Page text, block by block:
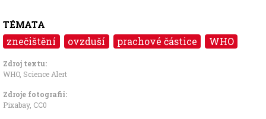
TÉMATA
znečištění ovzduší prachové částice WHO
Zdroj textu:
WHO, Science Alert
Zdroje fotografii:
Pixabay, CC0